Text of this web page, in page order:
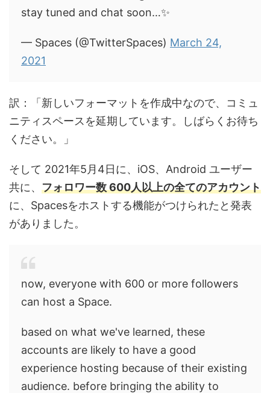
stay tuned and chat soon…✨
— Spaces (@TwitterSpaces) March 24,
2021
訳：「新しいフォーマットを作成中なので、コミュ
ニティスペースを延期しています。しばらくお待ち
ください。」
そして 2021年5月4日に、iOS、Android ユーザー
共に、 フォロワー数 600人以上の全てのアカウント
に、Spacesをホストする機能がつけられたと発表
がありました。
now, everyone with 600 or more followers
can host a Space.
based on what we've learned, these
accounts are likely to have a good
experience hosting because of their existing
audience. before bringing the ability to